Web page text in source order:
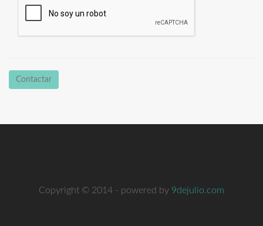
Contactar
Copyright © 2014 - powered by 9dejulio.com